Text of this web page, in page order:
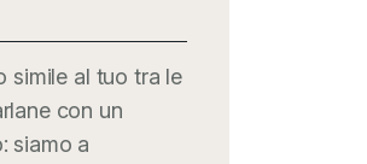
simile al tuo tra le
con un
siamo a